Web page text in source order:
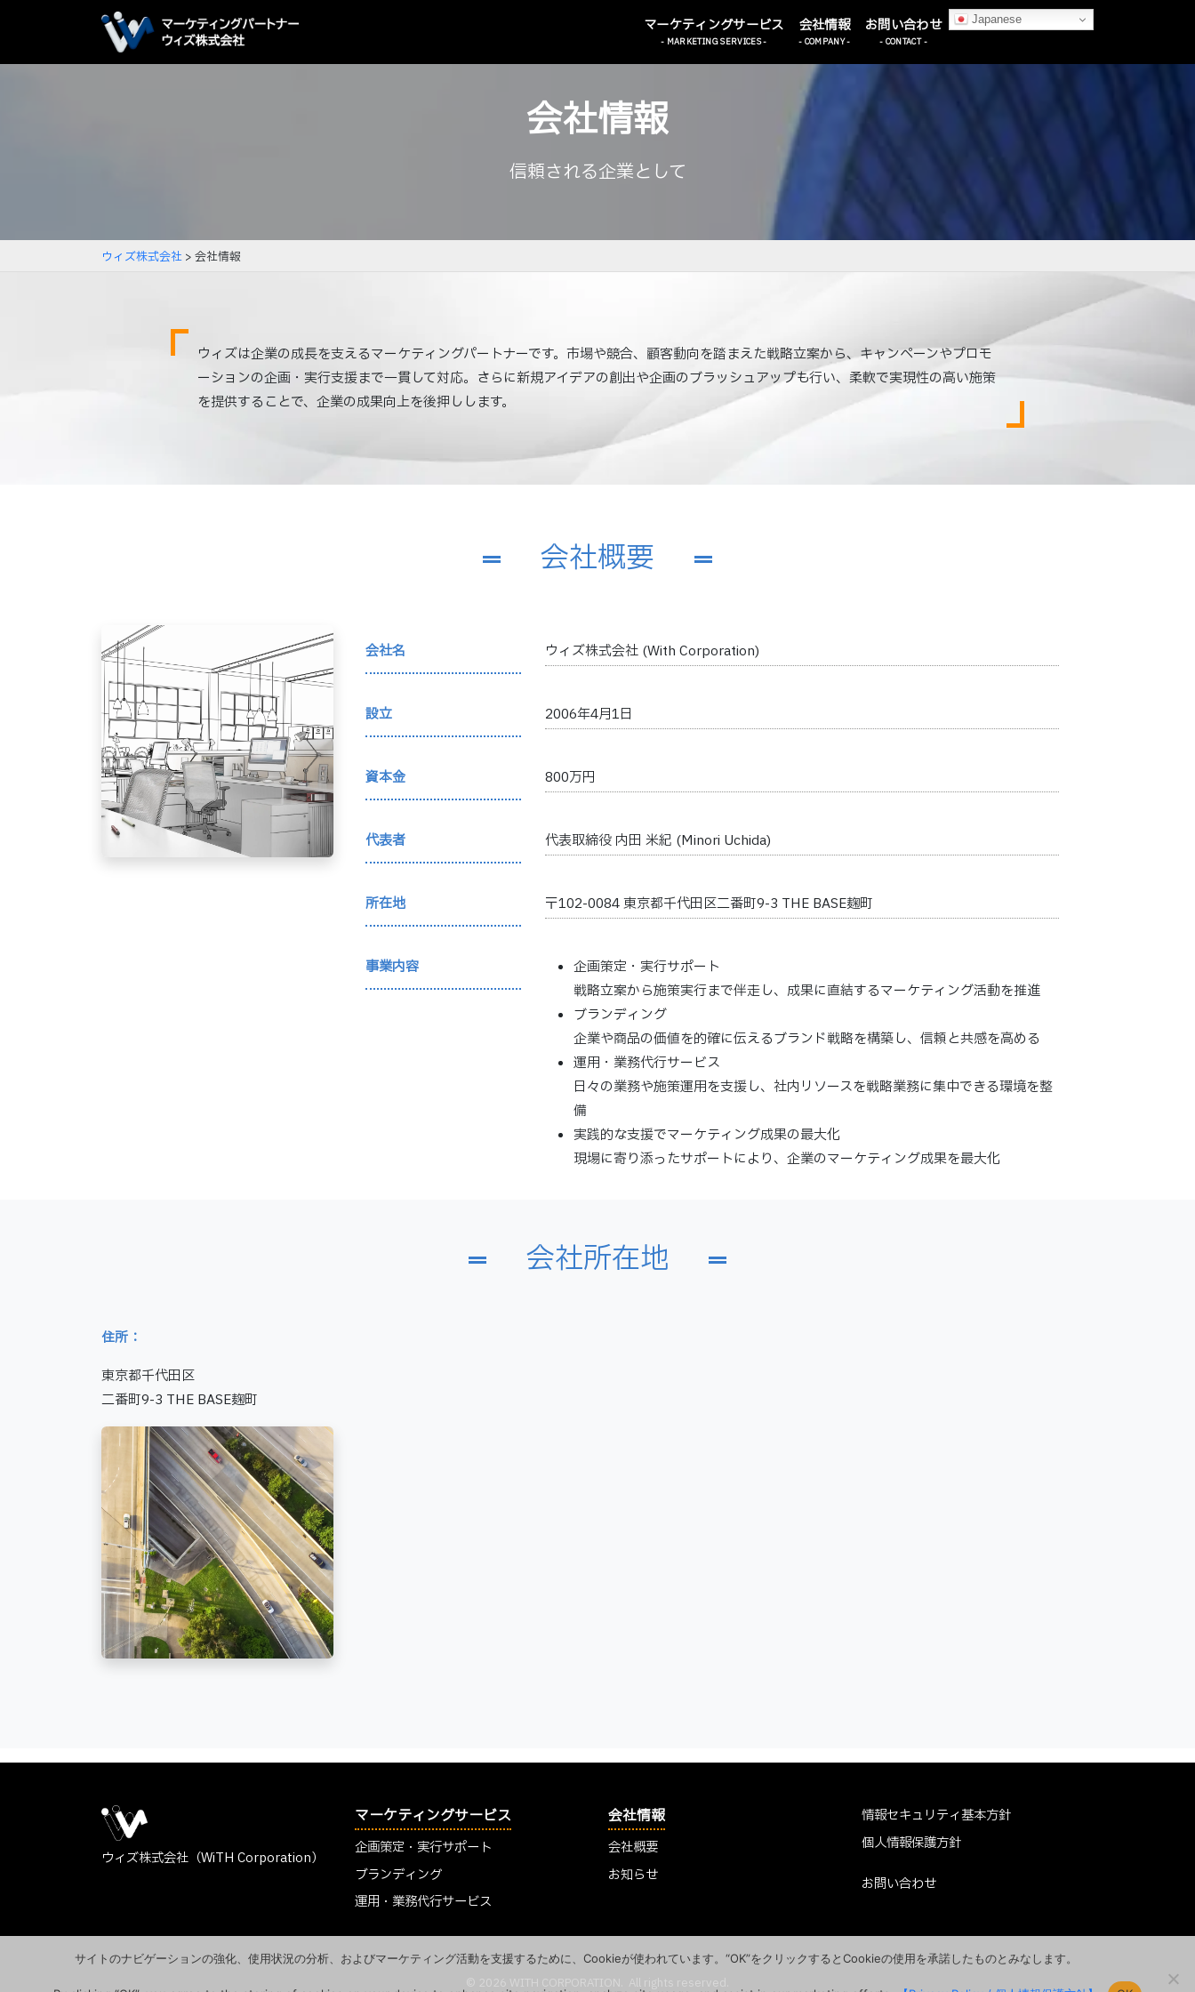
- MARKETING SERVICES - - COMPANY - - CONTACT -
Japanese
会社情報
信頼される企業として
ウィズ株式会社 > 会社情報
ウィズは企業の成長を支えるマーケティングパートナーです。市場や競合、顧客動向を踏まえた戦略立案から、キャンペーンやプロモ
ーションの企画・実行支援まで一貫して対応。さらに新規アイデアの創出や企画のブラッシュアップも行い、柔軟で実現性の高い施策
を提供することで、企業の成果向上を後押しします。
会社概要
会社名 ウィズ株式会社 (With Corporation)
設立 2006年4月1日
資本金 800万円
代表者 代表取締役 内田 米紀 (Minori Uchida)
所在地 〒102-0084 東京都千代田区二番町9-3 THE BASE麹町
事業内容
企画策定・実行サポート
戦略立案から施策実行まで伴走し、成果に直結するマーケティング活動を推進
ブランディング
企業や商品の価値を的確に伝えるブランド戦略を構築し、信頼と共感を高める
運用・業務代行サービス
日々の業務や施策運用を支援し、社内リソースを戦略業務に集中できる環境を整
備
実践的な支援でマーケティング成果の最大化
現場に寄り添ったサポートにより、企業のマーケティング成果を最大化
会社所在地
住所：
東京都千代田区
二番町9-3 THE BASE麹町
ウィズ株式会社（WiTH Corporation）
マーケティングサービス
企画策定・実行サポート
ブランディング
運用・業務代行サービス
会社情報
会社概要
お知らせ
情報セキュリティ基本方針
個人情報保護方針
お問い合わせ
© 2026 WITH CORPORATION. All rights reserved.
サイトのナビゲーションの強化、使用状況の分析、およびマーケティング活動を支援するために、Cookieが使われています。“OK”をクリックするとCookieの使用を承諾したものとみなします。